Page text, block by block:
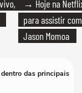
→ Hoje na
para assistir
Jason Momoa
das principais